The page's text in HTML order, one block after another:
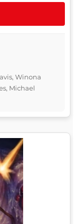
Winona
Michael